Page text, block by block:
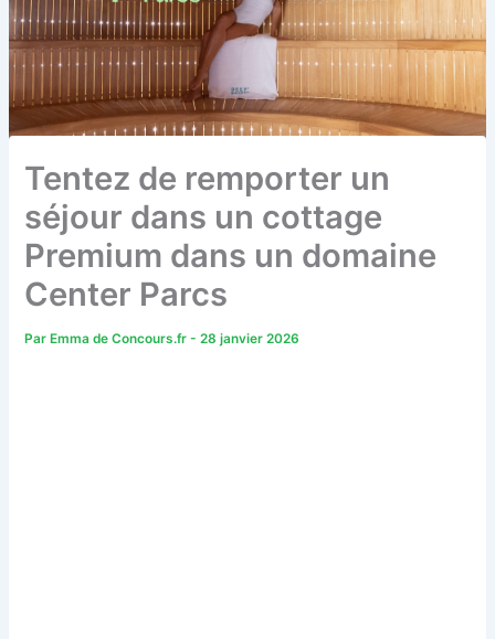
Tentez de remporter un
séjour dans un cottage
Premium dans un domaine
Center Parcs
Par Emma de Concours.fr-28 janvier 2026